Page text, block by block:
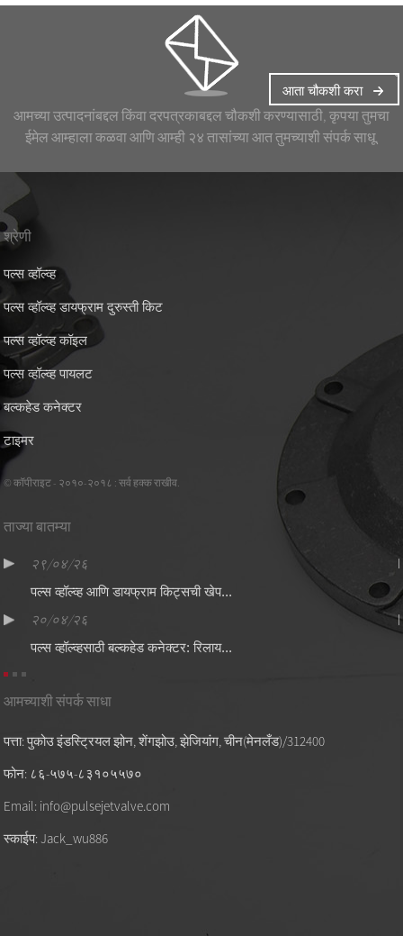
आमच्या उत्पादनांबद्दल किंवा दरपत्रकाबद्दल चौकशी करण्यासाठी, कृपया तुमचा
ईमेल आम्हाला कळवा आणि आम्ही २४ तासांच्या आत तुमच्याशी संपर्क साधू.
आता चौकशी करा
श्रेणी
पल्स व्हॉल्व्ह
पल्स व्हॉल्व्ह डायफ्राम दुरुस्ती किट
पल्स व्हॉल्व्ह कॉइल
पल्स व्हॉल्व्ह पायलट
बल्कहेड कनेक्टर
टाइमर
© कॉपीराइट - २०१०-२०१८ : सर्व हक्क राखीव.
ताज्या बातम्या
२९/०४/२६
पल्स व्हॉल्व्ह आणि डायफ्राम किट्सची खेप...
२०/०४/२६
पल्स व्हॉल्व्हसाठी बल्कहेड कनेक्टर: रिलाय...
आमच्याशी संपर्क साधा
पत्ता: पुकोउ इंडस्ट्रियल झोन, शेंगझोउ, झेजियांग, चीन(मेनलँड)/312400
फोन: ८६-५७५-८३१०५५७०
Email: info@pulsejetvalve.com
स्काईप: Jack_wu886